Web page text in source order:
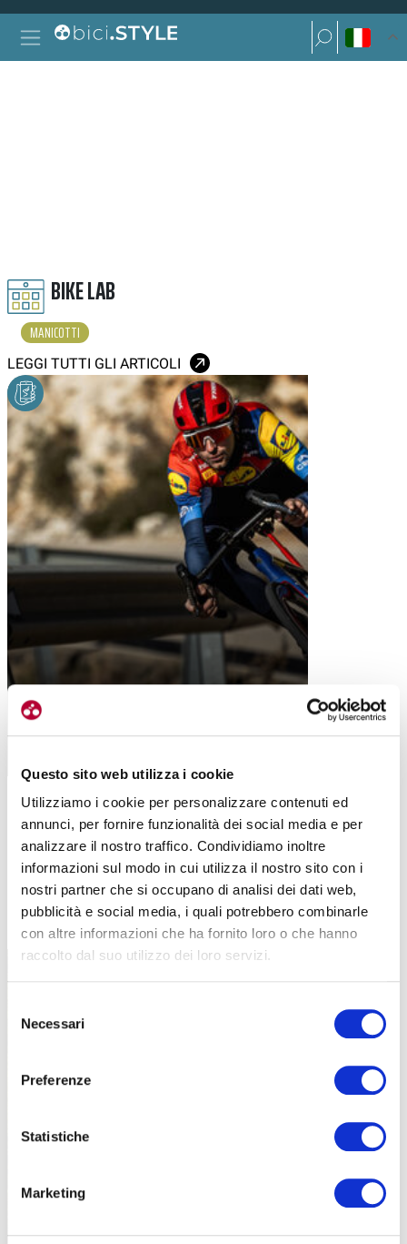
Questo sito web utilizza i cookie
Utilizziamo i cookie per personalizzare contenuti ed
annunci, per fornire funzionalità dei social media e per
analizzare il nostro traffico. Condividiamo inoltre
informazioni sul modo in cui utilizza il nostro sito con i
nostri partner che si occupano di analisi dei dati web,
pubblicità e social media, i quali potrebbero combinarle
con altre informazioni che ha fornito loro o che hanno
raccolto dal suo utilizzo dei loro servizi.
delNecessari
Preferenze
Statistiche
Marketing
Vai al contenuto
Navigazione principale
Ricerca per:
Ricerca per:
BIKE LAB
MANICOTTI
LEGGI TUTTI GLI ARTICOLI
ABBIGLIAMENTO
GAMBALI O CALZAMAGLIA? UN ALTRO
TUTTE LE CATEGORIE DEL MAGAZINE